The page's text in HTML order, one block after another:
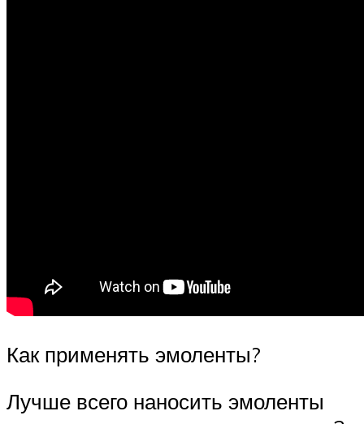
Как применять эмоленты?
Лучше всего наносить эмоленты